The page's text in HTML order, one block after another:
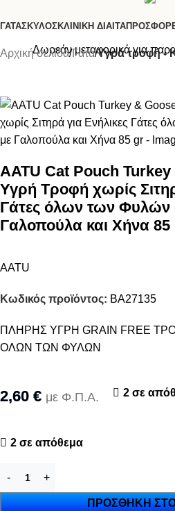
ΓΆΤΑΣΚΎΛΟΣΚΛΙΝΙΚΉ ΔΊΑΙΤΑ
Δωρεάν μεταφορικά για
Αρχική σελίδα Γάτα Υγρά τροφή -
AATU Cat Pouch
Υγρή Τροφή χωρίς
Γάτες όλων των Φυλών
Γαλοπούλα και Χήνα 85
AATU
Κωδικός προϊόντος: BA27135
ΠΛΗΡΗΣ ΥΓΡΗ GRAIN FREE
ΟΛΩΝ ΤΩΝ ΦΥΛΩΝ
2,60 € με Φ.Π.Α. 2 σε
2 σε απόθεμα
ΠΡΟΣΘΉΚΗ